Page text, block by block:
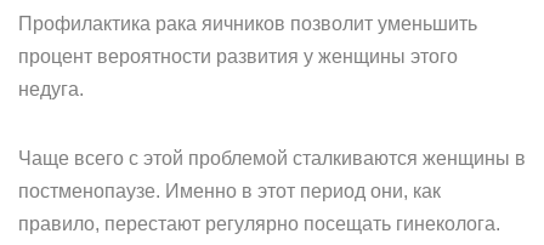
Профилактика рака яичников позволит уменьшить
процент вероятности развития у женщины этого
недуга.
Чаще всего с этой проблемой сталкиваются женщины в
постменопаузе. Именно в этот период они, как
правило, перестают регулярно посещать гинеколога.